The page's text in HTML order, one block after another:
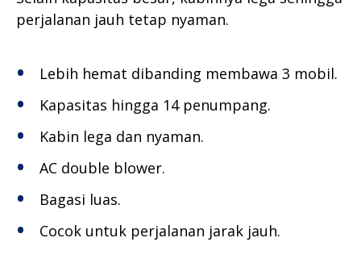
perjalanan jauh tetap nyaman.
Lebih hemat dibanding membawa 3 mobil.
Kapasitas hingga 14 penumpang.
Kabin lega dan nyaman.
AC double blower.
Bagasi luas.
Cocok untuk perjalanan jarak jauh.